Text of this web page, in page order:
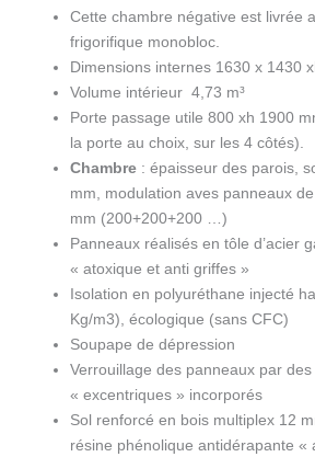
Cette chambre négative est livrée
frigorifique monobloc.
Dimensions internes 1630 x 1430
Volume intérieur 4,73 m³
Porte passage utile 800 xh 1900
la porte au choix, sur les 4 côtés).
Chambre: épaisseur des parois,
mm, modulation aves panneaux
mm (200+200+200 …)
Panneaux réalisés en tôle d’acier
« atoxique et anti griffes »
Isolation en polyuréthane injecté
Kg/m3), écologique (sans CFC)
Soupape de dépression
Verrouillage des panneaux par
« excentriques » incorporés
Sol renforcé en bois multiplex 12
résine phénolique antidérapante «